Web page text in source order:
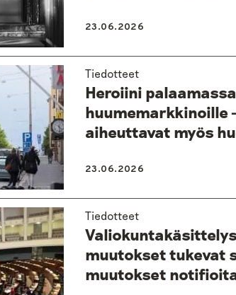
23.06.2026
Tiedotteet
Heroiini
huumemarkkinoille
aiheuttavat myös
23.06.2026
Tiedotteet
muutokset tukevat
muutokset